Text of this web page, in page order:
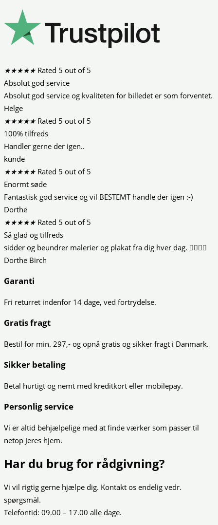
★★★★★ Rated 5 out of 5
Absolut god service
Absolut god service og kvaliteten for billedet er som forventet.
Helge
★★★★★ Rated 5 out of 5
100% tilfreds
Handler gerne der igen..
kunde
★★★★★ Rated 5 out of 5
Enormt søde
Fantastisk god service og vil BESTEMT handle der igen :-)
Dorthe
★★★★★ Rated 5 out of 5
Så glad og tilfreds
sidder og beundrer malerier og plakat fra dig hver dag. 👍🏻😍😍
Dorthe Birch
Garanti
Fri returret indenfor 14 dage, ved fortrydelse.
Gratis fragt
Bestil for min. 297,- og opnå gratis og sikker fragt i Danmark.
Sikker betaling
Betal hurtigt og nemt med kreditkort eller mobilepay.
Personlig service
Vi er altid behjælpelige med at finde værker som passer til
netop Jeres hjem.
Har du brug for rådgivning?
Vi vil rigtig gerne hjælpe dig. Kontakt os endelig vedr.
spørgsmål.
Telefontid: 09.00 – 17.00 alle dage.